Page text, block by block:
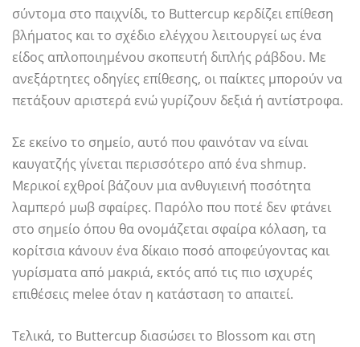
σύντομα στο παιχνίδι, το Buttercup κερδίζει επίθεση
βλήματος και το σχέδιο ελέγχου λειτουργεί ως ένα
είδος απλοποιημένου σκοπευτή διπλής ράβδου. Με
ανεξάρτητες οδηγίες επίθεσης, οι παίκτες μπορούν να
πετάξουν αριστερά ενώ γυρίζουν δεξιά ή αντίστροφα.
Σε εκείνο το σημείο, αυτό που φαινόταν να είναι
καυγατζής γίνεται περισσότερο από ένα shmup.
Μερικοί εχθροί βάζουν μια ανθυγιεινή ποσότητα
λαμπερό μωβ σφαίρες. Παρόλο που ποτέ δεν φτάνει
στο σημείο όπου θα ονομάζεται σφαίρα κόλαση, τα
κορίτσια κάνουν ένα δίκαιο ποσό αποφεύγοντας και
γυρίσματα από μακριά, εκτός από τις πιο ισχυρές
επιθέσεις melee όταν η κατάσταση το απαιτεί.
Τελικά, το Buttercup διασώσει το Blossom και στη